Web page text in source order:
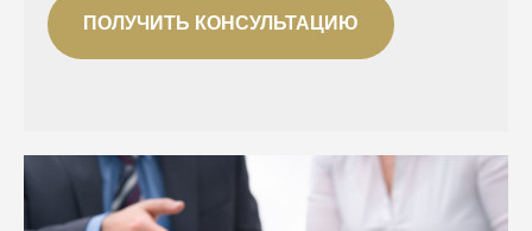
ПОЛУЧИТЬ КОНСУЛЬТАЦИЮ